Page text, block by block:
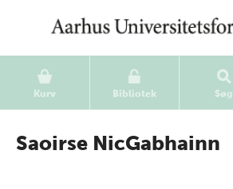
Kurv Bibliotek Søg
Saoirse NicGabhainn